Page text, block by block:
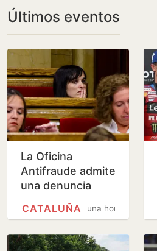
Últimos eventos
La Oficina
Antifraude admite
una denuncia
contratación de la
como policía…
una hora
CATALUÑA